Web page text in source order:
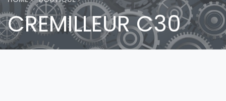
CREMILLEUR C30